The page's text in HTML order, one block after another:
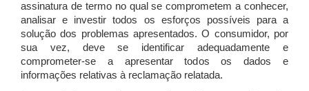
assinatura de termo no qual se comprometem a conhecer,
analisar e investir todos os esforços possíveis para a
solução dos problemas apresentados. O consumidor, por
sua vez, deve se identificar adequadamente e
comprometer-se a apresentar todos os dados e
informações relativas à reclamação relatada.